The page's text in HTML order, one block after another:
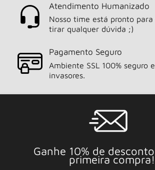
Atendimento Humanizado
Nosso time está pronto
tirar qualquer dúvida ;)
Pagamento Seguro
Ambiente SSL 100% seguro
invasores.
Ganhe 10% de
primeira compra!